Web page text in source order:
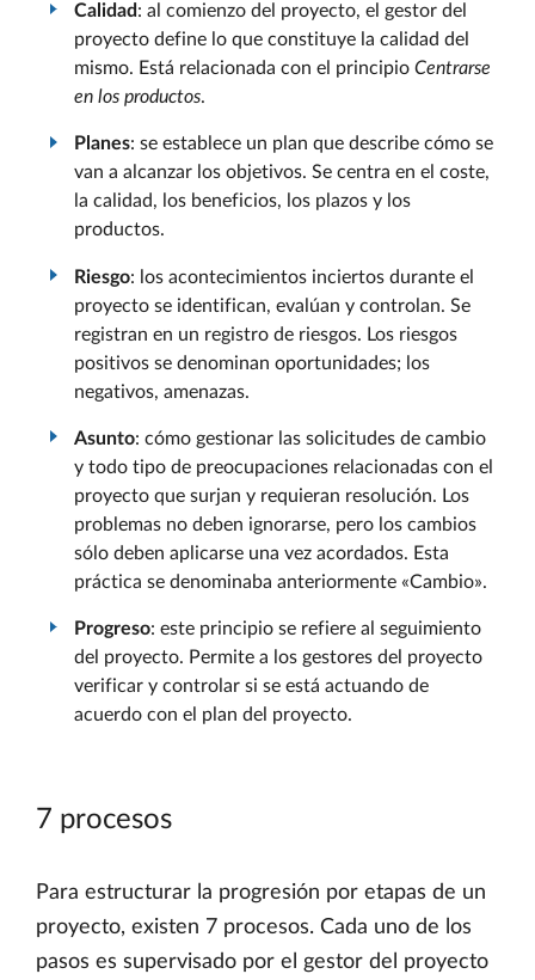
Calidad: al comienzo del proyecto, el gestor del
proyecto define lo que constituye la calidad del
mismo. Está relacionada con el principio Centrarse
en los productos.
Planes: se establece un plan que describe cómo se
van a alcanzar los objetivos. Se centra en el coste,
la calidad, los beneficios, los plazos y los
productos.
Riesgo: los acontecimientos inciertos durante el
proyecto se identifican, evalúan y controlan. Se
registran en un registro de riesgos. Los riesgos
positivos se denominan oportunidades; los
negativos, amenazas.
Asunto: cómo gestionar las solicitudes de cambio
y todo tipo de preocupaciones relacionadas con el
proyecto que surjan y requieran resolución. Los
problemas no deben ignorarse, pero los cambios
sólo deben aplicarse una vez acordados. Esta
práctica se denominaba anteriormente «Cambio».
Progreso: este principio se refiere al seguimiento
del proyecto. Permite a los gestores del proyecto
verificar y controlar si se está actuando de
acuerdo con el plan del proyecto.
7 procesos
Para estructurar la progresión por etapas de un
proyecto, existen 7 procesos. Cada uno de los
pasos es supervisado por el gestor del proyecto